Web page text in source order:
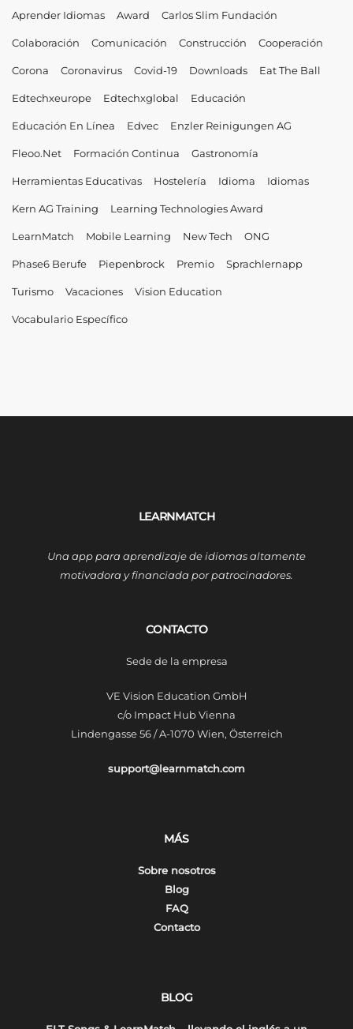
Aprender Idiomas Award Carlos Slim Fundación
Colaboración Comunicación Construcción Cooperación
Corona Coronavirus Covid-19 Downloads Eat The Ball
Edtechxeurope Edtechxglobal Educación
Educación En Línea Edvec Enzler Reinigungen AG
Fleoo.net Formación Continua Gastronomía
Herramientas Educativas Hostelería Idioma Idiomas
Kern AG Training Learning Technologies Award
LearnMatch Mobile Learning New Tech ONG
Phase6 Berufe Piepenbrock Premio Sprachlernapp
Turismo Vacaciones Vision Education
Vocabulario Específico
LEARNMATCH
Una app para aprendizaje de idiomas altamente
motivadora y financiada por patrocinadores.
CONTACTO
Sede de la empresa
VE Vision Education GmbH
c/o Impact Hub Vienna
Lindengasse 56 / A-1070 Wien, Österreich
support@learnmatch.com
MÁS
Sobre nosotros
Blog
FAQ
Contacto
BLOG